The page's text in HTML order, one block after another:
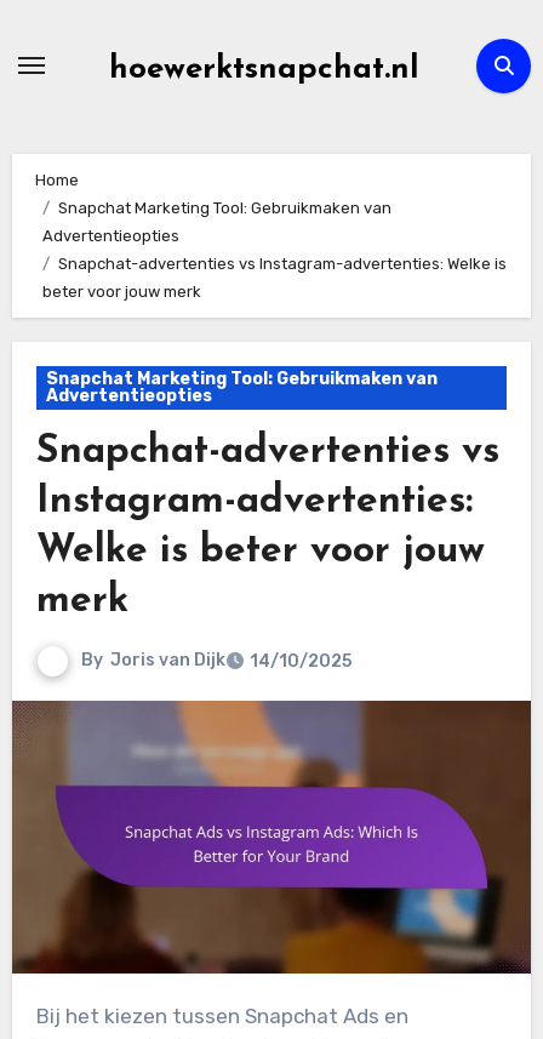
hoewerktsnapchat.nl
Home
Snapchat Marketing Tool: Gebruikmaken van
Advertentieopties
Snapchat-advertenties vs Instagram-advertenties: Welke is
beter voor jouw merk
Snapchat Marketing Tool: Gebruikmaken van
Advertentieopties
Snapchat-advertenties vs
Instagram-advertenties:
Welke is beter voor jouw
merk
By Joris van Dijk 14/10/2025
Bij het kiezen tussen Snapchat Ads en